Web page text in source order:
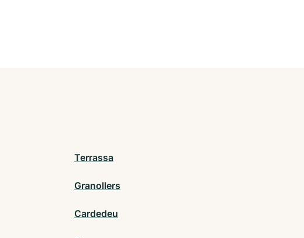
Terrassa
Granollers
Cardedeu